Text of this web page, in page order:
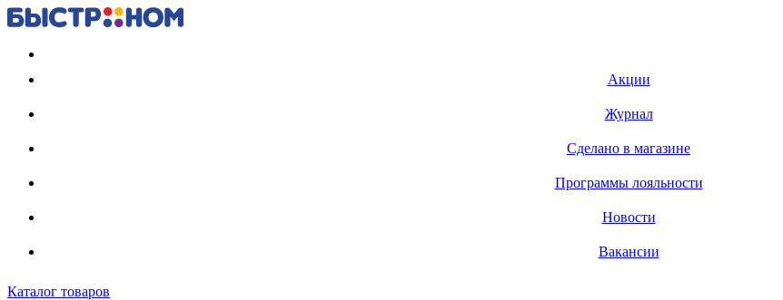
Акции
Журнал
Сделано в магазине
Программы лояльности
Новости
Вакансии
Каталог товаров